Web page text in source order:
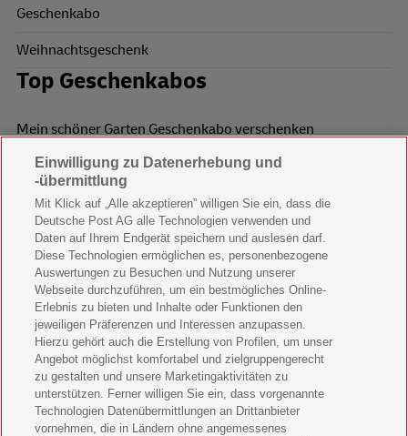
Geschenkabo
Weihnachtsgeschenk
Top Geschenkabos
Mein schöner Garten Geschenkabo verschenken
Wohnen & Garten Geschenkabo verschenken
Mein schönes Land Geschenkabo verschenken
Bild der Frau Geschenkabo verschenken
11 Freunde Geschenkabo verschenken
LEGO Ninjago Magazin Geschenkabo verschenken
Brigitte Geschenkabo verschenken
GEOlino Geschenkabo verschenken
Stern Crime Geschenkabo verschenken
Einwilligung zu Datenerhebung und
-übermittlung
Mit Klick auf „Alle akzeptieren” willigen Sie ein, dass die
Deutsche Post AG alle Technologien verwenden und
Daten auf Ihrem Endgerät speichern und auslesen darf.
Diese Technologien ermöglichen es, personenbezogene
Auswertungen zu Besuchen und Nutzung unserer
Webseite durchzuführen, um ein bestmögliches Online-
Erlebnis zu bieten und Inhalte oder Funktionen den
jeweiligen Präferenzen und Interessen anzupassen.
Hierzu gehört auch die Erstellung von Profilen, um unser
Angebot möglichst komfortabel und zielgruppengerecht
zu gestalten und unsere Marketingaktivitäten zu
unterstützen. Ferner willigen Sie ein, dass vorgenannte
Technologien Datenübermittlungen an Drittanbieter
vornehmen, die in Ländern ohne angemessenes